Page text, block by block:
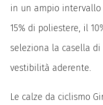
in un ampio
15% di poliestere, il
seleziona la casella
vestibilità aderente.
Le calze da ciclismo